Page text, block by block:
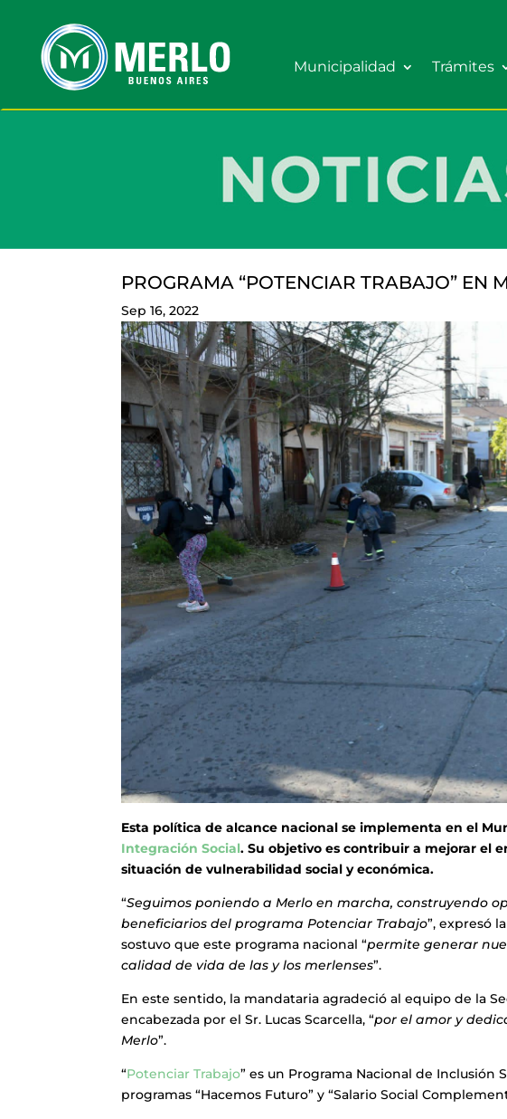
Municipalidad Trámites
PROGRAMA “POTENCIAR TRABAJO” EN
Sep 16, 2022
Esta política de alcance nacional se implementa en el
Integración Social. Su objetivo es contribuir a mejorar el
situación de vulnerabilidad social y económica.
“Seguimos poniendo a Merlo en marcha, construyendo
beneficiarios del programa Potenciar Trabajo”, expresó
sostuvo que este programa nacional “permite generar
calidad de vida de las y los merlenses”.
En este sentido, la mandataria agradeció al equipo de la
encabezada por el Sr. Lucas Scarcella, “por el amor y
Merlo”.
“Potenciar Trabajo” es un Programa Nacional de Inclusión
programas “Hacemos Futuro” y “Salario Social